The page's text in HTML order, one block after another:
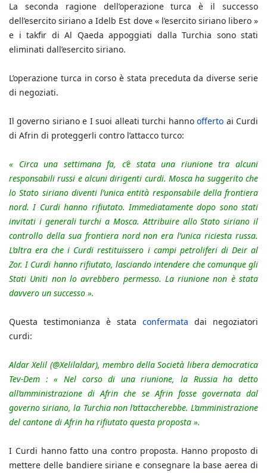
La seconda ragione dell’operazione turca è il successo
dell’esercito siriano a Idelb Est dove « l’esercito siriano libero »
e i takfir di Al Qaeda appoggiati dalla Turchia sono stati
eliminati dall’esercito siriano.
L’operazione turca in corso è stata preceduta da diverse serie
di negoziati.
Il governo siriano e I suoi alleati turchi hannoofferto ai Curdi
di Afrin di proteggerli contro l’attacco turco:
« Circa una settimana fa, c’è stata una riunione tra alcuni
responsabili russi e alcuni dirigenti curdi. Mosca ha suggerito che
lo Stato siriano diventi l’unica entità responsabile della frontiera
nord. I Curdi hanno rifiutato. Immediatamente dopo sono stati
invitati i generali turchi a Mosca. Attribuire allo Stato siriano il
controllo della sua frontiera nord non era l’unica riciesta russa.
L’altra era che i Curdi restituissero i campi petroliferi di Deir al
Zor. I Curdi hanno rifiutato, lasciando intendere che comunque gli
Stati Uniti non lo avrebbero permesso. La riunione non è stata
davvero un successo ».
Questa testimonianza è stata confermata dai negoziatori
curdi:
Aldar Xelil (@Xelilaldar), membro della Società libera democratica
Tev-Dem : « Nel corso di una riunione, la Russia ha detto
all’amministrazione di Afrin che se Afrin fosse governata dal
governo siriano, la Turchia non l’attaccherebbe. L’amministrazione
del cantone di Afrin ha rifiutato questa proposta ».
I Curdi hanno fatto una contro proposta. Hanno proposto di
mettere delle bandiere siriane e consegnare la base aerea di